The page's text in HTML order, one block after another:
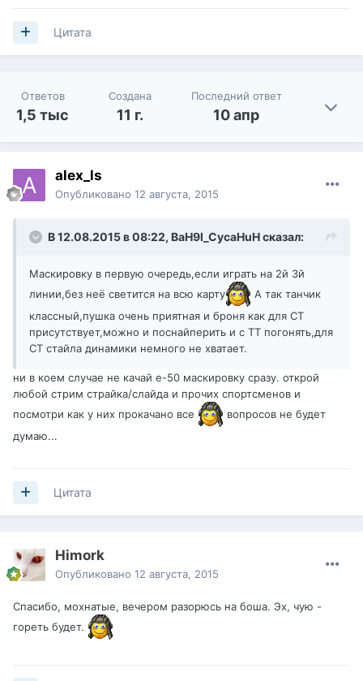
Цитата
Ответов
1,5 тыс
Создана
11 г.
Последний ответ
10 апр
alex_ls
Опубликовано 12 августа, 2015
В 12.08.2015 в 08:22, BaH9l_CycaHuHсказал:
Маскировку в первую очередь,если играть на 2й 3й
линии,без неё светится на всю карту
А так танчик
классный,пушка очень приятная и броня как для СТ
присутствует,можно и поснайперить и с ТТ погонять,для
СТ стайла динамики немного не хватает.
ни в коем случае не качай е-50 маскировку сразу. открой
любой стрим страйка/слайда и прочих спортсменов и
посмотри как у них прокачано все
вопросов не будет
думаю...
Цитата
Himork
Опубликовано 12 августа, 2015
Спасибо, мохнатые, вечером разорюсь на боша. Эх, чую -
гореть будет.